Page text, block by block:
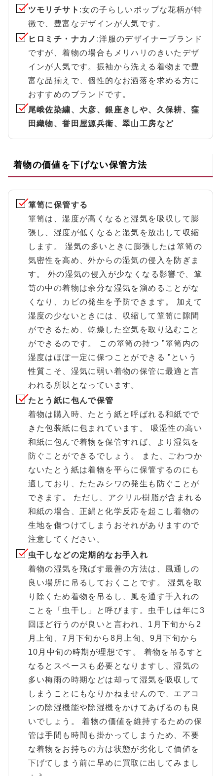
ツモリチサト :女の子らしいポップな花柄が特
徴で、豊富なデザインが人気です。
ヒロミチ・ナカノ :洋服のデザイナーブランド
ですが、着物の場合もメリハリのきいたデザ
インが人気です。振袖から洗える着物まで豊
富な品揃えで、個性的なお洒落を求める方に
おすすめのブランドです。
尾峨佐染繍、大彦、銀座きしや、久保耕、窪
田織物、誉田屋源兵衛、翠山工房など
着物の価値を下げない保管方法
箪笥に保管する
箪笥は、湿度が高くなると湿気を吸収して膨
張し、湿度が低くなると湿気を放出して収縮
します。 湿気の多いときに膨張したは箪笥の
気密性を高め、外からの湿気の侵入を防ぎま
す。 外の湿気の侵入が少なくなる影響で、箪
笥の中の着物は余分な湿気を溜めることがな
くなり、カビの発生を予防できます。 加えて
湿度の少ないときには、収縮して箪笥に隙間
ができるため、乾燥した空気を取り込むこと
ができるのです。 この箪笥の持つ ”箪笥内の
湿度はほぼ一定に保つことができる ”という
性質こそ、湿気に弱い着物の保管に最適と言
われる所以となっています。
たとう紙に包んで保管
着物は購入時、たとう紙と呼ばれる和紙でで
きた包装紙に包まれています。 吸湿性の高い
和紙に包んで着物を保管すれば、より湿気を
防ぐことができるでしょう。 また、ごわつか
ないたとう紙は着物を平らに保管するのにも
適しており、たたみシワの発生も防ぐことが
できます。 ただし、アクリル樹脂が含まれる
和紙の場合、正絹と化学反応を起こし着物の
生地を傷つけてしまうおそれがありますので
注意してください。
虫干しなどの定期的なお手入れ
着物の湿気を飛ばす最善の方法は、風通しの
良い場所に吊るしておくことです。 湿気を取
り除くため着物を吊るし、風を通す手入れの
ことを「虫干し」と呼びます。虫干しは年に3
回ほど行うのが良いと言われ、1月下旬から2
月上旬、7月下旬から8月上旬、9月下旬から
10月中旬の時期が理想です。 着物を吊るすと
なるとスペースも必要となりますし、湿気の
多い梅雨の時期などは却って湿気を吸収して
しまうことにもなりかねませんので、エアコ
ンの除湿機能や除湿機をかけてあげるのも良
いでしょう。 着物の価値を維持するための保
管は手間も時間も掛かってしまうため、不要
な着物をお持ちの方は状態が劣化して価値を
下げてしまう前に早めに買取に出してみまし